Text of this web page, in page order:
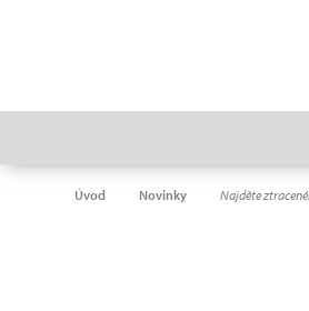
Úvod Novinky Najděte